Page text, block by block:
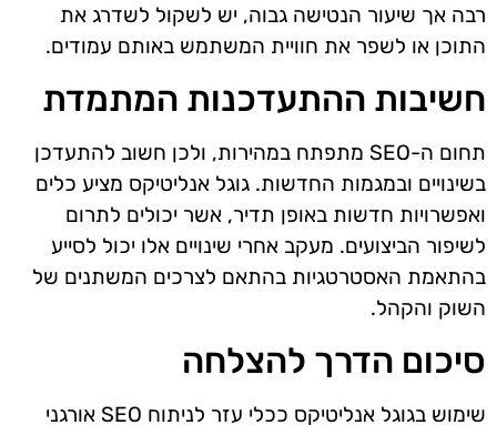
רבה אך שיעור הנטישה גבוה, יש לשקול לשדרג את
התוכן או לשפר את חוויית המשתמש באותם עמודים.
חשיבות ההתעדכנות המתמדת
תחום ה-SEO מתפתח במהירות, ולכן חשוב להתעדכן
בשינויים ובמגמות החדשות. גוגל אנליטיקס מציע כלים
ואפשרויות חדשות באופן תדיר, אשר יכולים לתרום
לשיפור הביצועים. מעקב אחרי שינויים אלו יכול לסייע
בהתאמת האסטרטגיות בהתאם לצרכים המשתנים של
השוק והקהל.
סיכום הדרך להצלחה
שימוש בגוגל אנליטיקס ככלי עזר לניתוח SEO אורגני